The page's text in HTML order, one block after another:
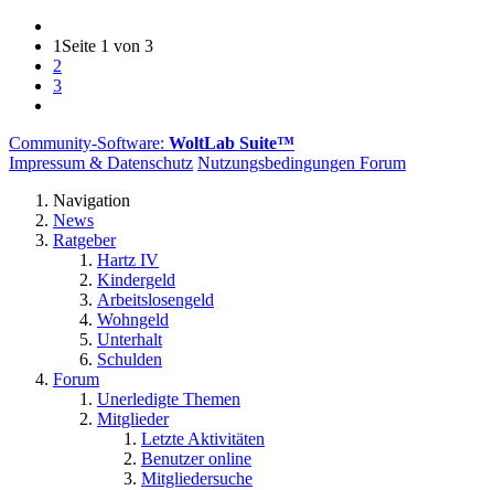
1 Seite 1 von 3
2
3
Community-Software: WoltLab Suite™
Impressum & Datenschutz Nutzungsbedingungen Forum
Navigation
News
Ratgeber
Hartz IV
Kindergeld
Arbeitslosengeld
Wohngeld
Unterhalt
Schulden
Forum
Unerledigte Themen
Mitglieder
Letzte Aktivitäten
Benutzer online
Mitgliedersuche